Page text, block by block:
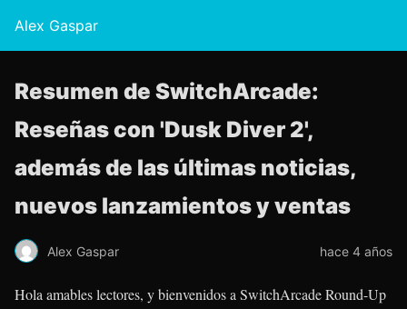
Alex Gaspar
Resumen de SwitchArcade:
Reseñas con 'Dusk Diver 2',
además de las últimas noticias,
nuevos lanzamientos y ventas
Alex Gaspar hace 4 años
Hola amables lectores, y bienvenidos a SwitchArcade Round-Up